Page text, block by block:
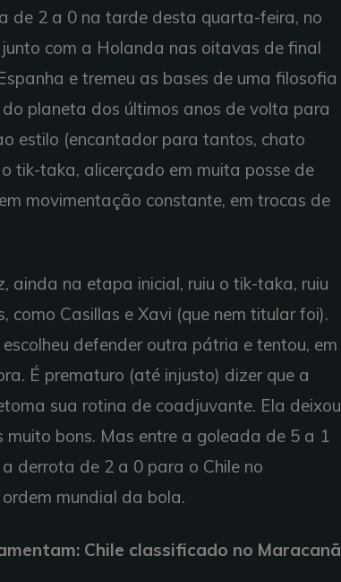
de 2 a 0 na tarde desta quarta-feira, no
junto com a Holanda nas oitavas de final
e tremeu as bases de uma filosofia
planeta dos últimos anos de volta para
estilo (encantador para tantos, chato
tik-taka, alicerçado em muita posse de
movimentação constante, em trocas de
ainda na etapa inicial, ruiu o tik-taka, ruiu
como Casillas e Xavi (que nem titular foi).
defender outra pátria e tentou, em
É prematuro (até injusto) dizer que a
sua rotina de coadjuvante. Ela deixou
muito bons. Mas entre a goleada de 5 a 1
derrota de 2 a 0 para o Chile no
mundial da bola.
Chile classificado no Maracanã